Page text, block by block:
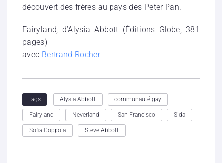
découvert des frères au pays des Peter Pan.
Fairyland, d’Alysia Abbott (Éditions Globe, 381
pages)
avec Bertrand Rocher
Tags Alysia Abbott communauté gay
Fairyland Neverland San Francisco Sida
Sofia Coppola Steve Abbott